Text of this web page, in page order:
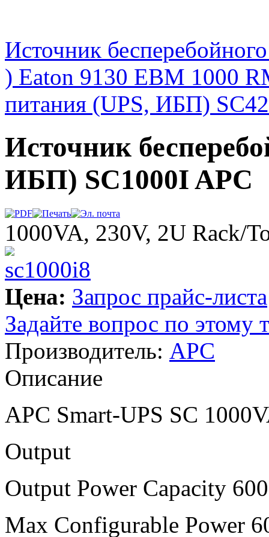
Источник
) Eaton 9130 EBM 1000
питания (UPS, ИБП)
Источник
ИБП) SC1000I APC
1000VA, 230V, 2U Rack/
Цена: Запрос прайс-листа
Задайте вопрос по этому
Производитель: APC
Описание
APC Smart-UPS SC
Output
Output Power Capacity
Max Configurable Power